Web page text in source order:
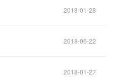
2018-01-28
2018-06-22
2018-01-27